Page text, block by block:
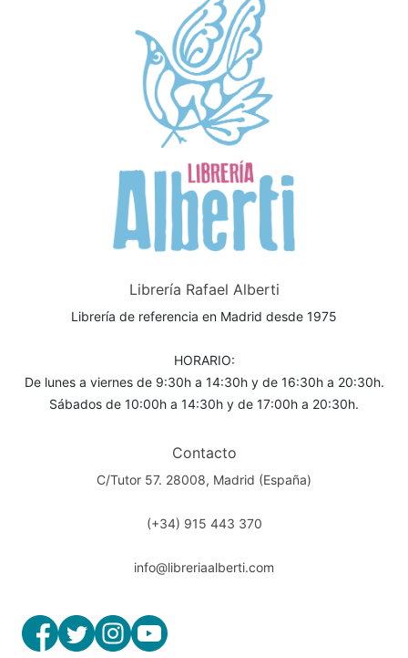
Librería Rafael Alberti
Librería de referencia en Madrid desde 1975
HORARIO:
De lunes a viernes de 9:30h a 14:30h y de 16:30h a 20:30h.
Sábados de 10:00h a 14:30h y de 17:00h a 20:30h.
Contacto
C/Tutor 57. 28008, Madrid (España)
(+34) 915 443 370
info@libreriaalberti.com